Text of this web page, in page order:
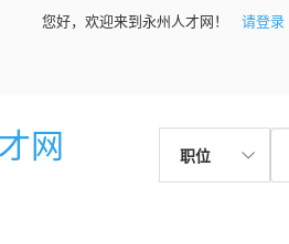
您好，欢迎来到永州人才网！
请登录
网 职位